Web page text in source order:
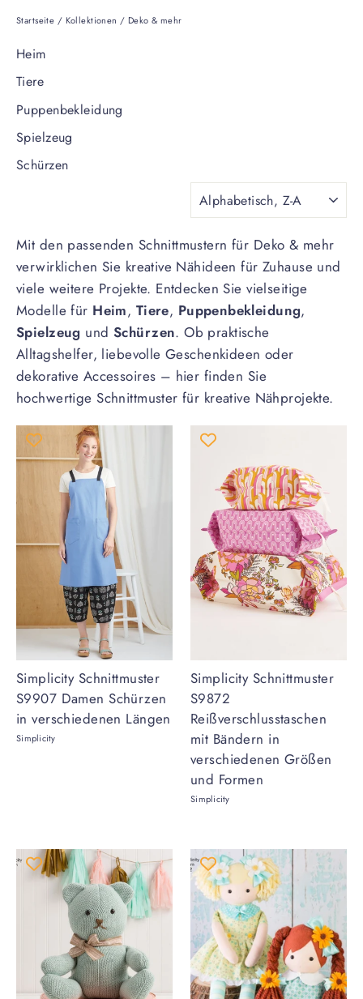
Startseite / Kollektionen / Deko & mehr
Heim
Tiere
Puppenbekleidung
Spielzeug
Schürzen
SORTIEREN
Mit den passenden Schnittmustern für Deko & mehr
verwirklichen Sie kreative Nähideen für Zuhause und
viele weitere Projekte. Entdecken Sie vielseitige
Modelle für Heim, Tiere, Puppenbekleidung,
Spielzeug und Schürzen. Ob praktische
Alltagshelfer, liebevolle Geschenkideen oder
dekorative Accessoires – hier finden Sie
hochwertige Schnittmuster für kreative Nähprojekte.
Simplicity Schnittmuster
S9907 Damen Schürzen
in verschiedenen Längen
Simplicity
Simplicity Schnittmuster
S9872
Reißverschlusstaschen
mit Bändern in
verschiedenen Größen
und Formen
Simplicity